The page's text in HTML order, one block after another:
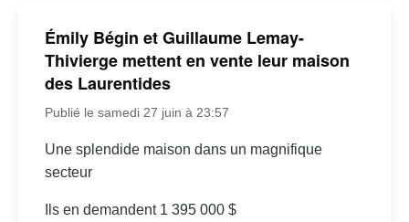
Émily Bégin et Guillaume Lemay-
Thivierge mettent en vente leur maison
des Laurentides
Publié le samedi 27 juin à 23:57
Une splendide maison dans un magnifique
secteur
Ils en demandent 1 395 000 $